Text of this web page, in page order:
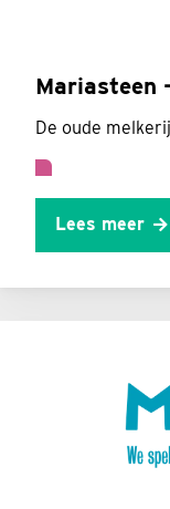
Mariasteen
De oude melkerij
Lees meer